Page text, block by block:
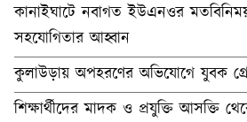
কানাইঘাটে নবাগত ইউএনওর
সহযোগিতার আহ্বান
কুলাউড়ায় অপহরণের অভিযোগে যুবক
শিক্ষার্থীদের মাদক ও প্রযুক্তি আসক্তি